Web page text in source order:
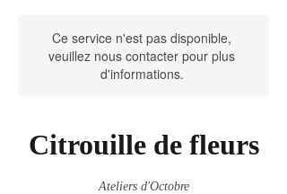
Ce service n'est pas disponible,
veuillez nous contacter pour plus
d'informations.
Citrouille de fleurs
Ateliers d'Octobre